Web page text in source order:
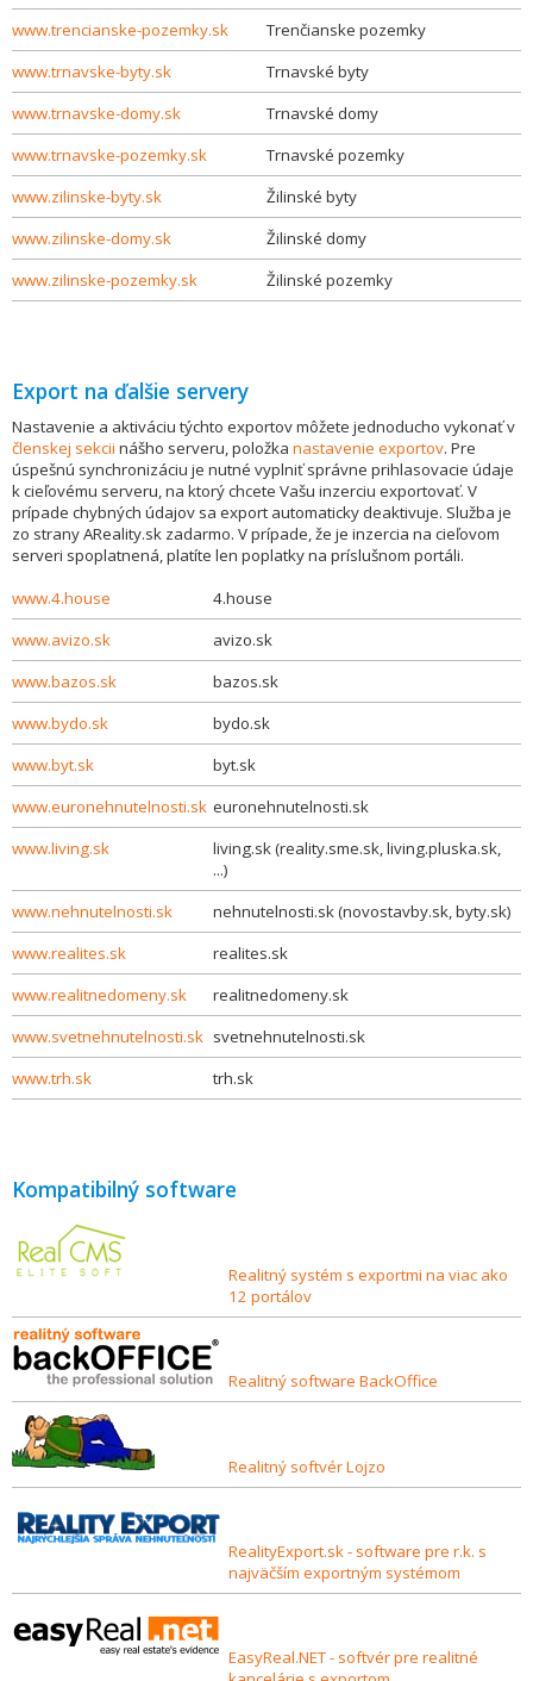
www.trencianske-pozemky.sk
Trenčianske pozemky
www.trnavske-byty.sk
Trnavské byty
www.trnavske-domy.sk
Trnavské domy
www.trnavske-pozemky.sk
Trnavské pozemky
www.zilinske-byty.sk
Žilinské byty
www.zilinske-domy.sk
Žilinské domy
www.zilinske-pozemky.sk
Žilinské pozemky
Export na ďalšie servery
Nastavenie a aktiváciu týchto exportov môžete jednoducho vykonať v
členskej sekcii nášho serveru, položka nastavenie exportov. Pre
úspešnú synchronizáciu je nutné vyplniť správne prihlasovacie údaje
k cieľovému serveru, na ktorý chcete Vašu inzerciu exportovať. V
prípade chybných údajov sa export automaticky deaktivuje. Služba je
zo strany AReality.sk zadarmo. V prípade, že je inzercia na cieľovom
serveri spoplatnená, platíte len poplatky na príslušnom portáli.
www.4.house
4.house
www.avizo.sk
avizo.sk
www.bazos.sk
bazos.sk
www.bydo.sk
bydo.sk
www.byt.sk
byt.sk
www.euronehnutelnosti.sk euronehnutelnosti.sk
www.living.sk
living.sk (reality.sme.sk, living.pluska.sk,
...)
www.nehnutelnosti.sk
nehnutelnosti.sk (novostavby.sk, byty.sk)
www.realites.sk
realites.sk
www.realitnedomeny.sk
realitnedomeny.sk
www.svetnehnutelnosti.sk svetnehnutelnosti.sk
www.trh.sk
trh.sk
Kompatibilný software
Realitný systém s exportmi na viac ako
12 portálov
Realitný software BackOffice
Realitný softvér Lojzo
RealityExport.sk - software pre r.k. s
najväčším exportným systémom
EasyReal.NET - softvér pre realitné